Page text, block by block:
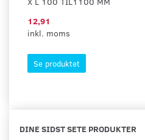
12,91
inkl. moms
Se produktet
DINE SIDST SETE PRODUKTER